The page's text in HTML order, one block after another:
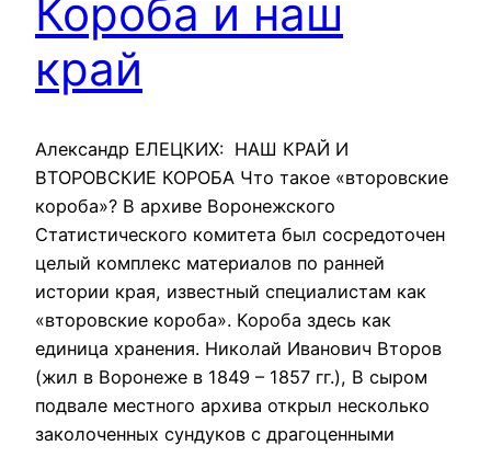
Короба и наш
край
Александр ЕЛЕЦКИХ: НАШ КРАЙ И
ВТОРОВСКИЕ КОРОБА Что такое «второвские
короба»? В архиве Воронежского
Статистического комитета был сосредоточен
целый комплекс материалов по ранней
истории края, известный специалистам как
«второвские короба». Короба здесь как
единица хранения. Николай Иванович Второв
(жил в Воронеже в 1849 – 1857 гг.), В сыром
подвале местного архива открыл несколько
заколоченных сундуков с драгоценными